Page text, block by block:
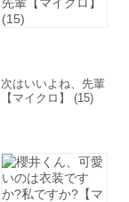
次はいいよね、先輩
【マイクロ】 (15)